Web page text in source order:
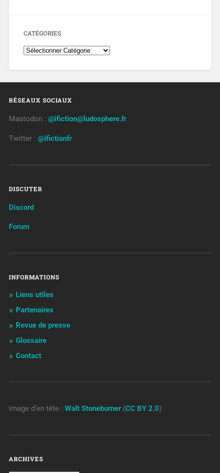
CATÉGORIES
RÉSEAUX SOCIAUX
Mastodon : @ifiction@ludosphere.fr
Twitter : @ifictionfr
DISCUTER
Discord
Forum
INFORMATIONS
Liens utiles
Partenaires
Revue de presse
Glossaire
Contact
Image d’en tête : Walt Stoneburner(CC BY 2.0)
ARCHIVES